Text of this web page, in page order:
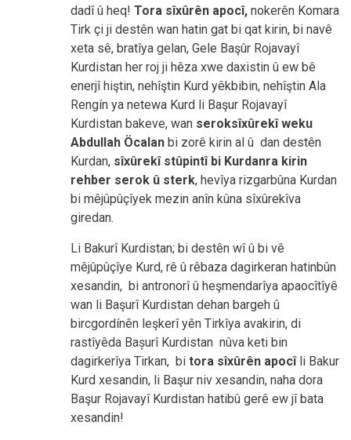
dadî û heq! Tora sîxûrên apocî, nokerên Komara
Tirk çi ji destên wan hatin gat bi qat kirin, bi navê
xeta sê, bratîya gelan, Gele Başûr Rojavayî
Kurdistan her roj ji hêza xwe daxistin û ew bê
enerjî hiştin, nehîştin Kurd yêkbibin, nehîştin Ala
Rengín ya netewa Kurd li Başur Rojavayî
Kurdistan bakeve, wan seroksîxûrekî weku
Abdullah Öcalan bi zorê kirin al û dan destên
Kurdan, sîxûrekî stûpintî bi Kurdanra kirin
rehber serok û sterk, hevîya rizgarbûna Kurdan
bi mêjûpûçîyek mezin anîn kûna sîxûrekîva
giredan.
Li Bakurî Kurdistan; bi destên wî û bi vê
mêjûpûçîye Kurd, rê û rêbaza dagirkeran hatinbûn
xesandin, bi antronorî û heşmendarîya apaocîtîyê
wan li Başurî Kurdistan dehan bargeh û
bircgordínên leşkerî yên Tirkîya avakirin, di
rastîyêda Bașurî Kurdistan nûva keti bin
dagirkerîya Tirkan, bi tora sîxûrên apocîli Bakur
Kurd xesandin, li Başur niv xesandin, naha dora
Başur Rojavayî Kurdistan hatibû gerê ew jî bata
xesandin!